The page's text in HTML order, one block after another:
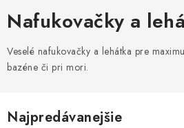
NÁHRADNÉ DIELY
ZÁHRADA
Nafukovačky a
Veselé nafukovačky a lehátka pre
bazéne či pri mori.
Najpredávanejšie